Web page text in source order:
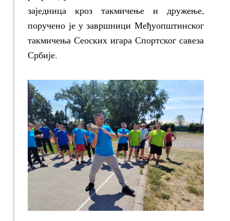
заједница кроз такмичење и дружење,
поручено је у завршници Међуопштинског
такмичења Сеоских игара Спортског савеза
Србије.